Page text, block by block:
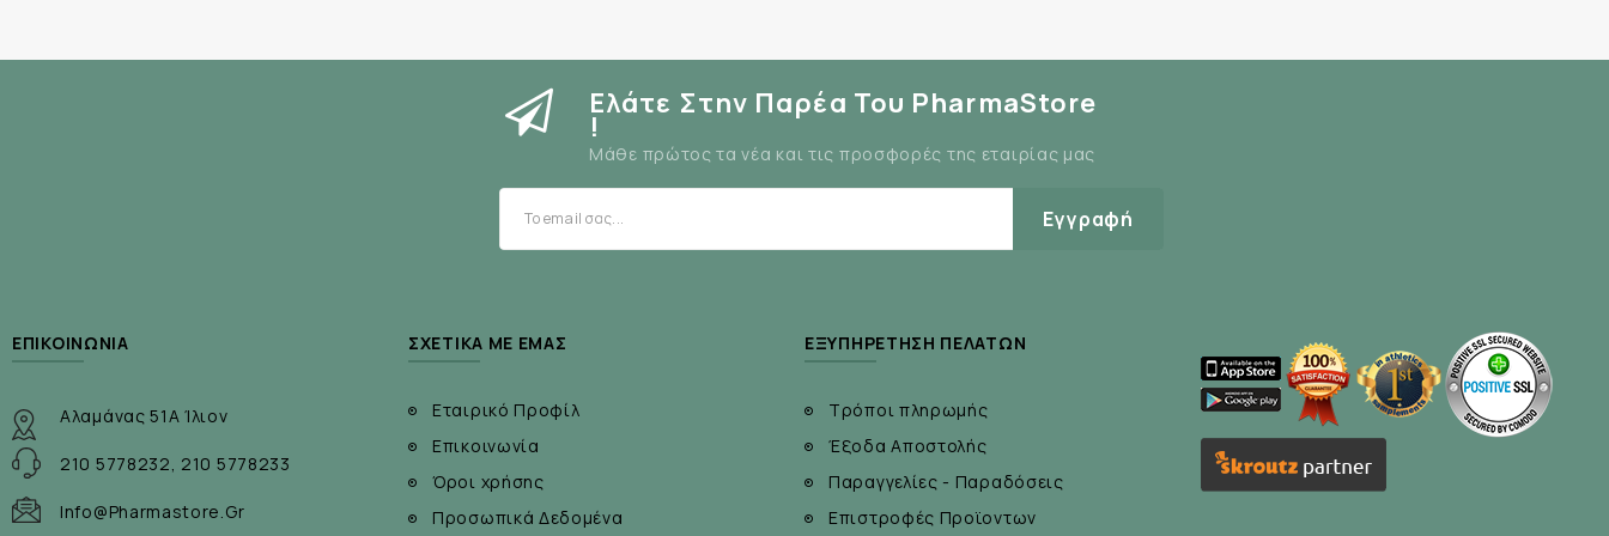
Ελάτε Στην Παρέα Του PharmaStore
!
Μάθε πρώτος τα νέα και τις προσφορές της εταιρίας μας
Εγγραφή
ΕΠΙΚΟΙΝΩΝΊΑ
Αλαμάνας 51Α Ίλιον
210 5778232, 210 5778233
Info@pharmastore.gr
ΣΧΕΤΙΚΆ ΜΕ ΕΜΆΣ
Εταιρικό Προφίλ
Επικοινωνία
Όροι χρήσης
Προσωπικά Δεδομένα
ΕΞΥΠΗΡΈΤΗΣΗ ΠΕΛΑΤΏΝ
Τρόποι πληρωμής
Έξοδα Αποστολής
Παραγγελίες - Παραδόσεις
Επιστροφές Προϊοντων